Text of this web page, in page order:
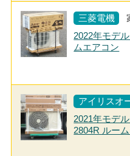
三菱電機
2022年モデ
ムエアコン
アイリスオ
2021年モデ
2804R ルー